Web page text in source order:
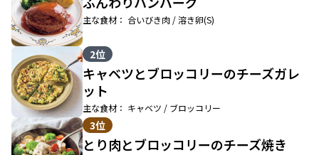
主な食材： 合いびき肉 / 溶き卵(S)
2位
キャベツとブロッコリーのチーズガレ
ット
主な食材： キャベツ / ブロッコリー
3位
とり肉とブロッコリーのチーズ焼き